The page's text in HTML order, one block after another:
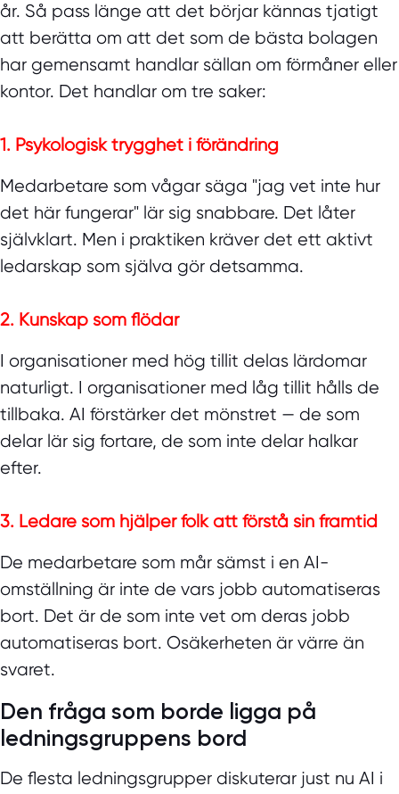
år. Så pass länge att det börjar kännas tjatigt
att berätta om att det som de bästa bolagen
har gemensamt handlar sällan om förmåner eller
kontor. Det handlar om tre saker:
1. Psykologisk trygghet i förändring
Medarbetare som vågar säga "jag vet inte hur
det här fungerar" lär sig snabbare. Det låter
självklart. Men i praktiken kräver det ett aktivt
ledarskap som själva gör detsamma.
2. Kunskap som flödar
I organisationer med hög tillit delas lärdomar
naturligt. I organisationer med låg tillit hålls de
tillbaka. AI förstärker det mönstret — de som
delar lär sig fortare, de som inte delar halkar
efter.
3. Ledare som hjälper folk att förstå sin framtid
De medarbetare som mår sämst i en AI-
omställning är inte de vars jobb automatiseras
bort. Det är de som inte vet om deras jobb
automatiseras bort. Osäkerheten är värre än
svaret.
Den fråga som borde ligga på
ledningsgruppens bord
De flesta ledningsgrupper diskuterar just nu AI i